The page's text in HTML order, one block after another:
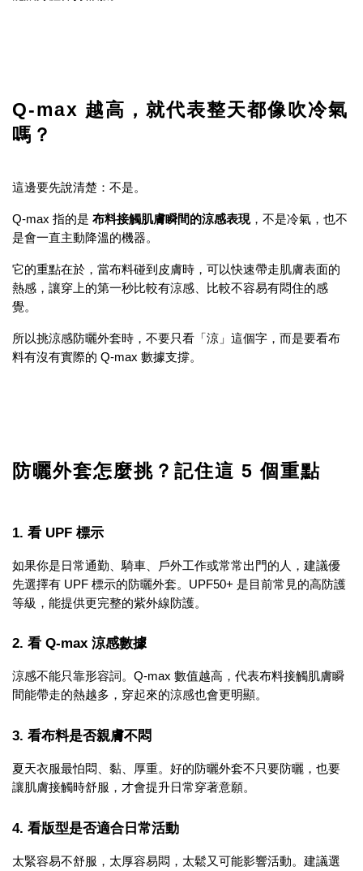
Q-max 越高，就代表整天都像吹冷氣
嗎？
這邊要先說清楚：不是。
Q-max 指的是 布料接觸肌膚瞬間的涼感表現，不是冷氣，也不
是會一直主動降溫的機器。
它的重點在於，當布料碰到皮膚時，可以快速帶走肌膚表面的
熱感，讓穿上的第一秒比較有涼感、比較不容易有悶住的感
覺。
所以挑涼感防曬外套時，不要只看「涼」這個字，而是要看布
料有沒有實際的 Q-max 數據支撐。
防曬外套怎麼挑？記住這 5 個重點
1. 看 UPF 標示
如果你是日常通勤、騎車、戶外工作或常常出門的人，建議優
先選擇有 UPF 標示的防曬外套。UPF50+ 是目前常見的高防護
等級，能提供更完整的紫外線防護。
2. 看 Q-max 涼感數據
涼感不能只靠形容詞。Q-max 數值越高，代表布料接觸肌膚瞬
間能帶走的熱越多，穿起來的涼感也會更明顯。
3. 看布料是否親膚不悶
夏天衣服最怕悶、黏、厚重。好的防曬外套不只要防曬，也要
讓肌膚接觸時舒服，才會提升日常穿著意願。
4. 看版型是否適合日常活動
太緊容易不舒服，太厚容易悶，太鬆又可能影響活動。建議選